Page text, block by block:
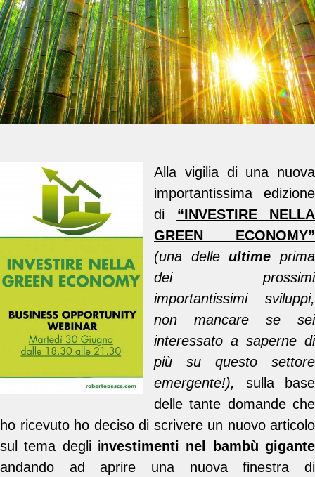
Alla vigilia di una nuova
importantissima edizione
di “INVESTIRE NELLA
GREEN ECONOMY”
(una delleultime prima
dei prossimi
importantissimi sviluppi,
non mancare se sei
interessato a saperne di
più su questo settore
emergente!), sulla base
delle tante domande che
ho ricevuto ho deciso di scrivere un nuovo articolo
sul tema degli investimenti nel bambù gigante
andando ad aprire una nuova finestra di